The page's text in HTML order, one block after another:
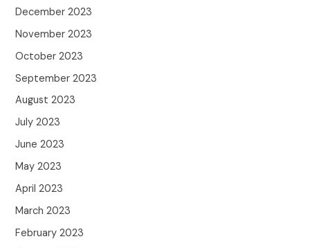
December 2023
November 2023
October 2023
September 2023
August 2023
July 2023
June 2023
May 2023
April 2023
March 2023
February 2023